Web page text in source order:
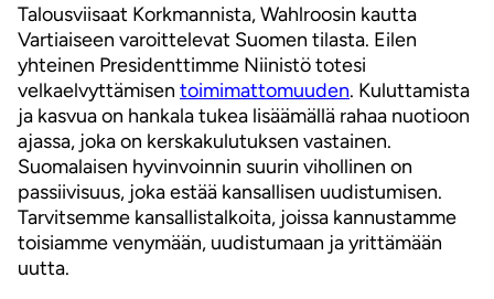
Talousviisaat Korkmannista, Wahlroosin kautta
Vartiaiseen varoittelevat Suomen tilasta. Eilen
yhteinen Presidenttimme Niinistö totesi
velkaelvyttämisen toimimattomuuden. Kuluttamista
ja kasvua on hankala tukea lisäämällä rahaa nuotioon
ajassa, joka on kerskakulutuksen vastainen.
Suomalaisen hyvinvoinnin suurin vihollinen on
passiivisuus, joka estää kansallisen uudistumisen.
Tarvitsemme kansallistalkoita, joissa kannustamme
toisiamme venymään, uudistumaan ja yrittämään
uutta.